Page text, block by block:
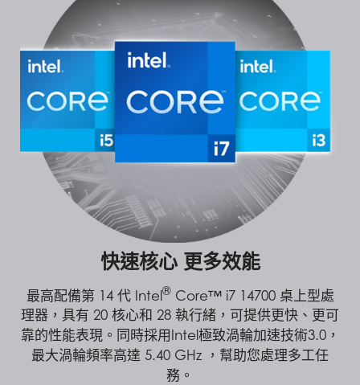
快速核心 更多效能
最高配備第 14 代 Intel®Core™ i7 14700 桌上型處
理器，具有 20 核心和 28 執行緒，可提供更快、更可
靠的性能表現。同時採用Intel極致渦輪加速技術3.0，
最大渦輪頻率高達 5.40 GHz ，幫助您處理多工任
務。